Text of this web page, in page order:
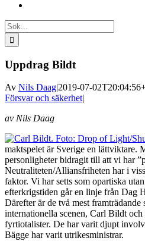
Sök
efter:
Uppdrag Bildt
Av Nils Daag|2019-07-
Försvar och säkerhet|
av Nils Daag
maktspelet är Sverige en lättviktare.
personligheter bidragit till att vi har
Neutraliteten/Alliansfriheten har i
faktor. Vi har setts som opartiska
efterkrigstiden går en linje från Dag
Därefter är de två mest framträdande
internationella scenen, Carl Bildt och
fyrtiotalister. De har varit djupt
Bägge har varit utrikesministrar.